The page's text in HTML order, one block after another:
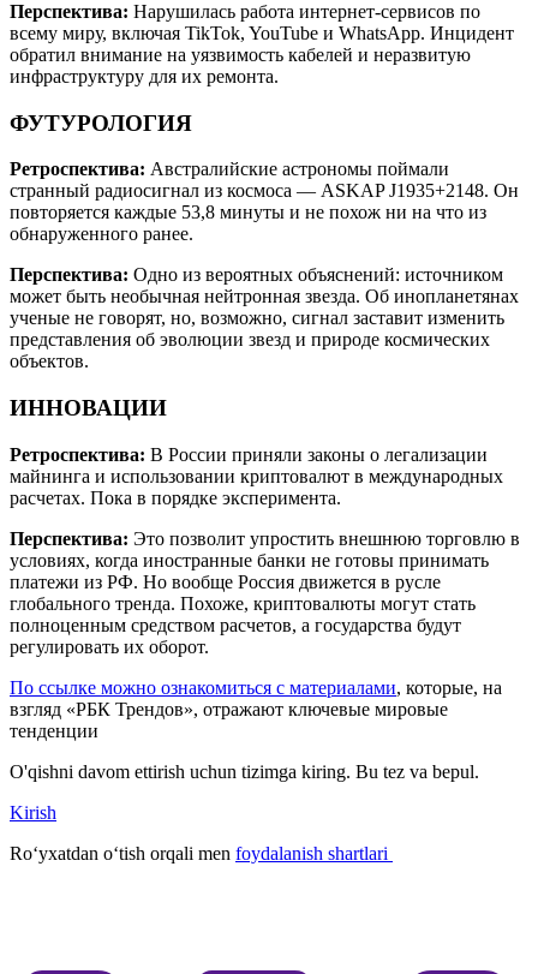
Перспектива: Нарушилась работа интернет-сервисов по
всему миру, включая TikTok, YouTube и WhatsApp. Инцидент
обратил внимание на уязвимость кабелей и неразвитую
инфраструктуру для их ремонта.
ФУТУРОЛОГИЯ
Ретроспектива: Австралийские астрономы поймали
странный радиосигнал из космоса — ASKAP J1935+2148. Он
повторяется каждые 53,8 минуты и не похож ни на что из
обнаруженного ранее.
Перспектива: Одно из вероятных объяснений: источником
может быть необычная нейтронная звезда. Об инопланетянах
ученые не говорят, но, возможно, сигнал заставит изменить
представления об эволюции звезд и природе космических
объектов.
ИННОВАЦИИ
Ретроспектива: В России приняли законы о легализации
майнинга и использовании криптовалют в международных
расчетах. Пока в порядке эксперимента.
Перспектива: Это позволит упростить внешнюю торговлю в
условиях, когда иностранные банки не готовы принимать
платежи из РФ. Но вообще Россия движется в русле
глобального тренда. Похоже, криптовалюты могут стать
полноценным средством расчетов, а государства будут
регулировать их оборот.
По ссылке можно ознакомиться с материалами, которые, на
взгляд «РБК Трендов», отражают ключевые мировые
тенденции
O'qishni davom ettirish uchun tizimga kiring. Bu tez va bepul.
Kirish
Roʻyxatdan oʻtish orqali men foydalanish shartlari